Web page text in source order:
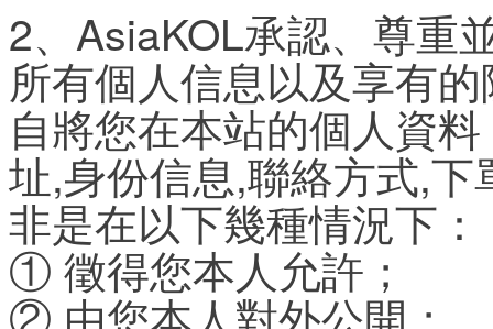
2、AsiaKOL承認、尊重
所有個人信息以及享有
自將您在本站的個人資
址,身份信息,聯絡方式,
非是在以下幾種情況下：
① 徵得您本人允許；
② 由您本人對外公開；